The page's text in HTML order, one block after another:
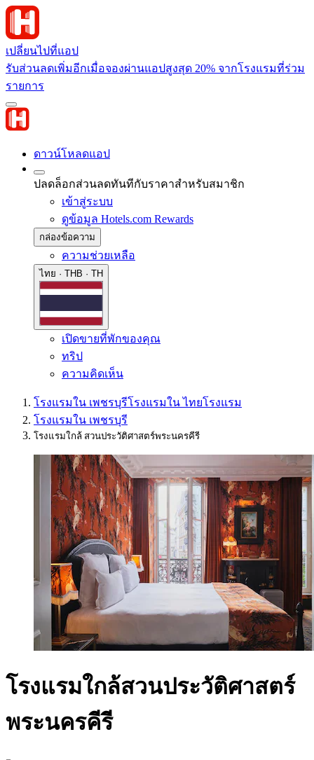
เปลี่ยนไปที่แอป
รับส่วนลดเพิ่มอีกเมื่อจองผ่านแอปสูงสุด 20% จากโรงแรมที่ร่วม
รายการ
ดาวน์โหลดแอป
ปลดล็อกส่วนลดทันทีกับราคาสำหรับสมาชิก
เข้าสู่ระบบ
ดูข้อมูล Hotels.com Rewards
กล่องข้อความ
ความช่วยเหลือ
ไทย · THB · TH
เปิดขายที่พักของคุณ
ทริป
ความคิดเห็น
โรงแรมใน เพชรบุรีโรงแรมใน ไทยโรงแรม
โรงแรมใน เพชรบุรี
โรงแรมใกล้ สวนประวัติศาสตร์พระนครคีรี
โรงแรมใกล้สวนประวัติศาสตร์
พระนครคีรี